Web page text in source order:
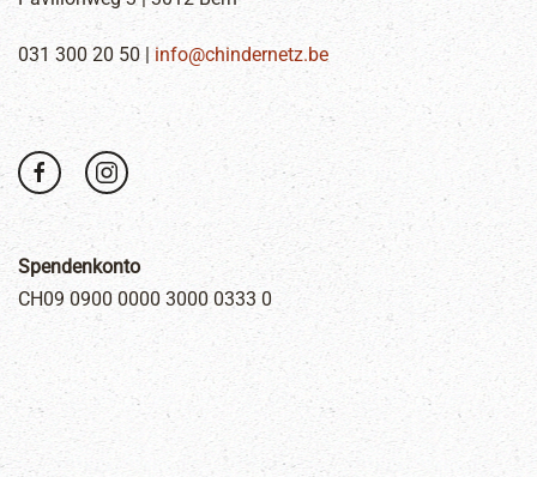
031 300 20 50 | info@chindernetz.be
Spendenkonto
CH09 0900 0000 3000 0333 0